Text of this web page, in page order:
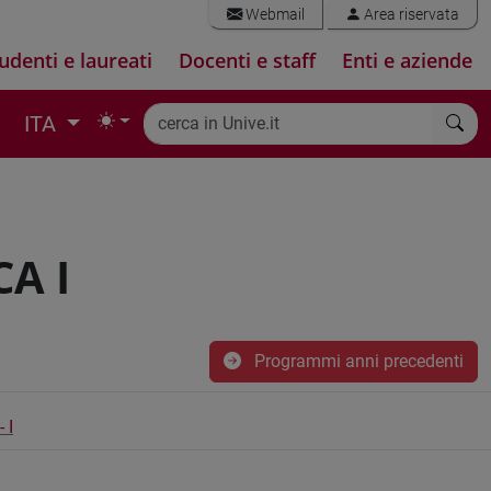
Webmail Area riservata
e laureati Docenti e staff Enti e aziende
ITA
I
Programmi anni precedenti
I